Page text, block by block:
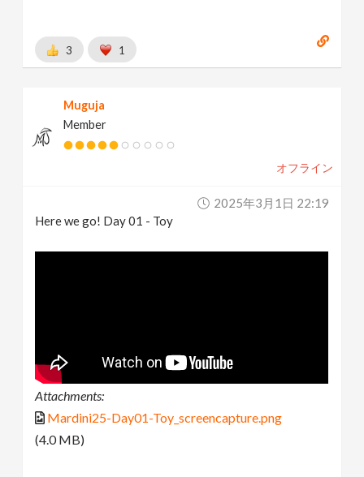
3 1
Muguja
Member
オフライン
2025年3月1日 22:19
Here we go! Day 01 - Toy
Attachments:
Mardini25-Day01-Toy_screencapture.png
(4.0 MB)